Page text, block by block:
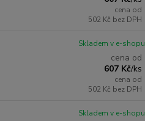
cena od
502 Kč bez DPH
cena od
607 Kč/ks
cena od
502 Kč bez DPH
Skladem v e-shopu
Skladem v e-shopu